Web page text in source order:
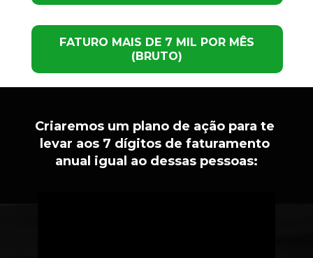
FATURO MAIS DE 7 MIL POR MÊS
(BRUTO)
Criaremos um plano de ação para te
levar aos 7 dígitos de faturamento
anual igual ao dessas pessoas: